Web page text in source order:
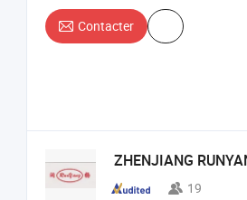
Contacter
ZHENJIANG
19